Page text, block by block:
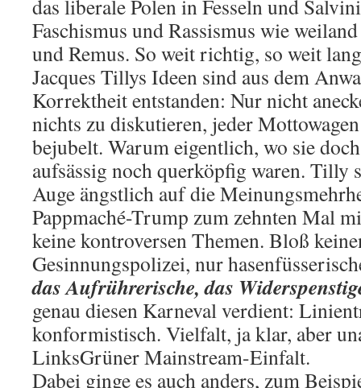
das liberale Polen in Fesseln und
Faschismus und Rassismus wie
und Remus. So weit richtig, so weit
Jacques Tillys Ideen sind aus dem
Korrektheit entstanden: Nur nicht
nichts zu diskutieren, jeder
bejubelt. Warum eigentlich, wo sie
aufsässig noch querköpfig waren. Tilly
Auge ängstlich auf die
Pappmaché-Trump zum zehnten Mal
keine kontroversen Themen. Bloß
Gesinnungspolizei, nur
das Aufrührerische, das
genau diesen Karneval verdient:
konformistisch. Vielfalt, ja klar, aber
LinksGrüner Mainstream-Einfalt.
Dabei ginge es auch anders, zum